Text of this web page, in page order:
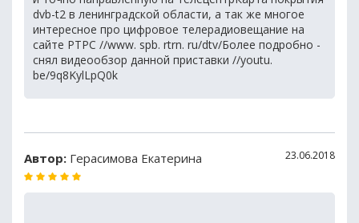
dvb-t2 в ленинградской области, а так же многое
интересное про цифровое телерадиовещание на
сайте РТРС //www. spb. rtrn. ru/dtv/Более подробно -
снял видеообзор данной приставки //youtu.
be/9q8KylLpQ0k
Автор: Герасимова Екатерина 23.06.2018